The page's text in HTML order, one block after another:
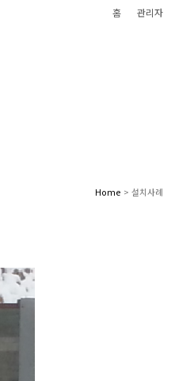
관리자
홈
Home > 설치사례